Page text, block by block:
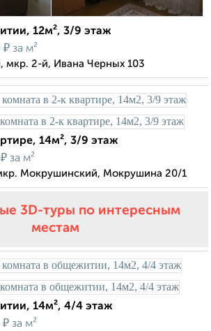
12м², 3/9 этаж
₽ за м²
мкр. 2-й, Ивана Черных 103
14м², 3/9 этаж
₽ за м²
Мокрушинский, Мокрушина 20/1
3D-туры по интересным
местам
14м², 4/4 этаж
₽ за м²